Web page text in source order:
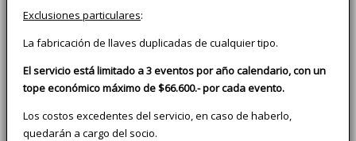
Exclusiones particulares:
La fabricación de llaves duplicadas de cualquier tipo.
El servicio está limitado a 3 eventos por año calendario, con un
tope económico máximo de $66.600.- por cada evento.
Los costos excedentes del servicio, en caso de haberlo,
quedarán a cargo del socio.